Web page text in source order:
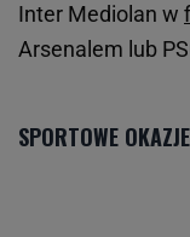
Inter Mediolan w
Arsenalem lub